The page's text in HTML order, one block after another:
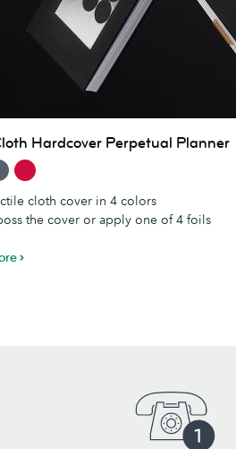
Hardcover Perpetual Planner
cloth cover in 4 colors
the cover or apply one of 4 foils